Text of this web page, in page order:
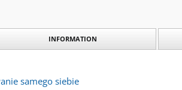
INFORMATION
samego siebie